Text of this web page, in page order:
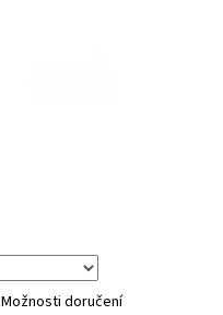
Možnosti doručení